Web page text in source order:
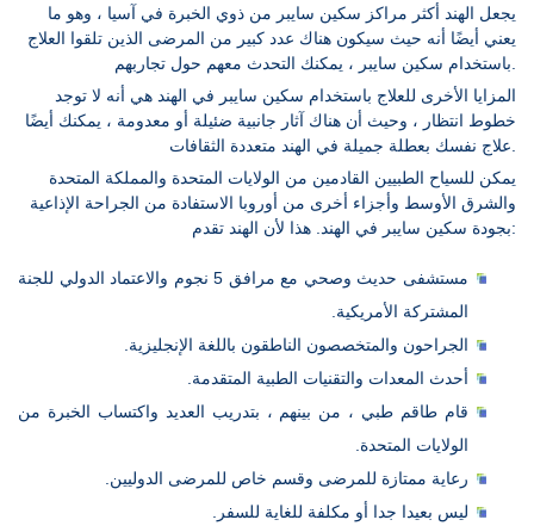
يجعل الهند أكثر مراكز سكين سايبر من ذوي الخبرة في آسيا ، وهو ما
يعني أيضًا أنه حيث سيكون هناك عدد كبير من المرضى الذين تلقوا العلاج
المزايا الأخرى للعلاج باستخدام سكين سايبر في الهند هي أنه لا توجد
خطوط انتظار ، وحيث أن هناك آثار جانبية ضئيلة أو معدومة ، يمكنك أيضًا
يمكن للسياح الطبيين القادمين من الولايات المتحدة والمملكة المتحدة
والشرق الأوسط وأجزاء أخرى من أوروبا الاستفادة من الجراحة الإذاعية
بجودة سكين سايبر في الهند. هذا لأن الهند تقدم:
مستشفى حديث وصحي مع مرافق 5 نجوم والاعتماد الدولي للجنة
المشتركة الأمريكية.
الجراحون والمتخصصون الناطقون باللغة الإنجليزية.
أحدث المعدات والتقنيات الطبية المتقدمة.
قام طاقم طبي ، من بينهم ، بتدريب العديد واكتساب الخبرة من
الولايات المتحدة.
رعاية ممتازة للمرضى وقسم خاص للمرضى الدوليين.
ليس بعيدا جدا أو مكلفة للغاية للسفر.